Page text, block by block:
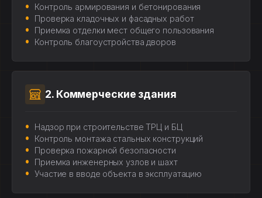
Контроль армирования и бетонирования
Проверка кладочных и фасадных работ
Приемка отделки мест общего пользования
Контроль благоустройства дворов
2. Коммерческие здания
Надзор при строительстве ТРЦ и БЦ
Контроль монтажа стальных конструкций
Проверка пожарной безопасности
Приемка инженерных узлов и шахт
Участие в вводе объекта в эксплуатацию